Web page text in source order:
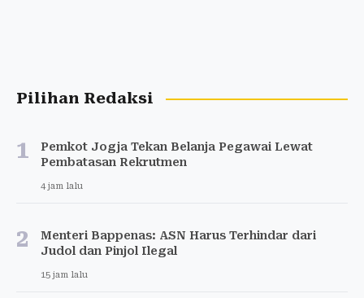
Pilihan Redaksi
1
Pemkot Jogja Tekan Belanja Pegawai Lewat
Pembatasan Rekrutmen
4 jam lalu
2
Menteri Bappenas: ASN Harus Terhindar dari
Judol dan Pinjol Ilegal
15 jam lalu